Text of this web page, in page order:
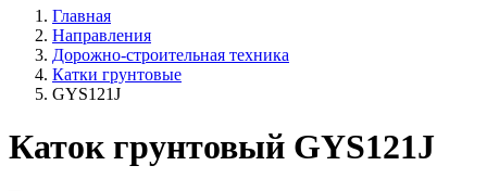
Главная
Направления
Дорожно-строительная техника
Катки грунтовые
GYS121J
Каток грунтовый GYS121J